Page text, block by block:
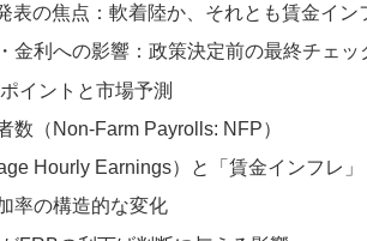
表の焦点：軟着陸か、それとも賃金イン
金利への影響：政策決定前の最終チェッ
イントと市場予測
数（Non-Farm Payrolls: NFP）
Hourly Earnings）と「賃金インフレ」
率の構造的な変化